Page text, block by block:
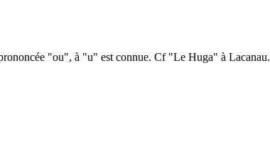
"ou", à "u" est connue. Cf "Le Huga" à Lacanau.